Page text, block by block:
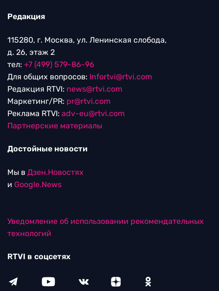
Редакция
115280, г. Москва, ул. Ленинская слобода,
д. 26, этаж 2
тел: +7 (499) 579-86-96
Для общих вопросов: Infortvi@rtvi.com
Редакция RTVI: news@rtvi.com
Маркетинг/PR: pr@rtvi.com
Реклама RTVI: adv-eu@rtvi.com
Партнерские материалы
Достойные новости
Мы в Дзен.Новостях
и Google.News
Уведомление об использовании рекомендательных
технологий
RTVI в соцсетях